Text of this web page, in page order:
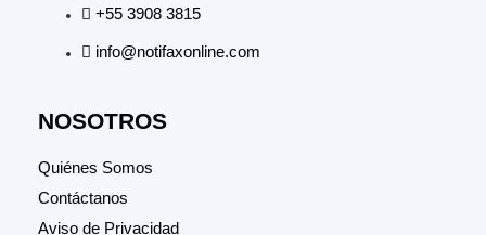
+55 3908 3815
info@notifaxonline.com
NOSOTROS
Quiénes Somos
Contáctanos
Aviso de Privacidad